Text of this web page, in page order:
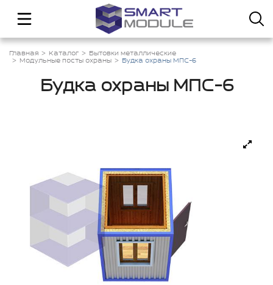
Главная Каталог
Бытовки металлические
Модульные посты охраны
Будка охраны МПС-6
Будка охраны МПС-6